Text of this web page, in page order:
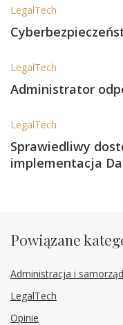
LegalTech
LegalTech
Administrator
LegalTech
Sprawiedliwy
implementacja
Powiązane
Administracja i samorząd
LegalTech
Opinie